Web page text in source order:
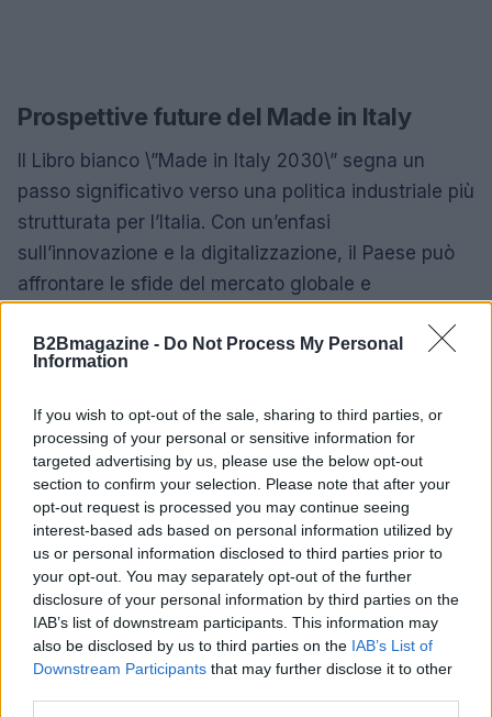
B2Bmagazine - Do Not Process My Personal
Information
If you wish to opt-out of the sale, sharing to third parties, or
processing of your personal or sensitive information for
targeted advertising by us, please use the below opt-out
section to confirm your selection. Please note that after your
opt-out request is processed you may continue seeing
interest-based ads based on personal information utilized by
us or personal information disclosed to third parties prior to
your opt-out. You may separately opt-out of the further
disclosure of your personal information by third parties on the
IAB’s list of downstream participants. This information may
also be disclosed by us to third parties on the IAB’s List of
Downstream Participants that may further disclose it to other
Prospettive future del Made in Italy
Il Libro bianco \”Made in Italy 2030\” segna un
passo significativo verso una politica industriale più
strutturata per l’Italia. Con un’enfasi
sull’innovazione e la digitalizzazione, il Paese può
affrontare le sfide del mercato globale e
l’efficacia delle strategie delineate dipenderà dalla
ecosistema di sviluppo
in grado di sostenere la
crescita e l’occupazione.
AUTORE
Edoardo Vitali
Edoardo Vitali ha coordinato la copertura
della ristrutturazione del mercato ittico di
Palermo, sostenendo la linea editoriale sulla
trasparenza fiscale. Capo redattore
economia, porta in redazione un tratto
pragmatico e un dettaglio personale: